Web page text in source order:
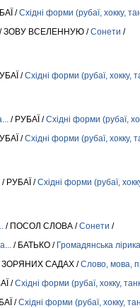
/Східні форми (рубаї, хокку,
/ ЗОВУ ВСЕЛЕННУЮ /Сонети /
/Східні форми (рубаї, хокку,
/ РУБАЇ /Східні форми (рубаї,
/Східні форми (рубаї, хокку,
/ РУБАЇ /Східні форми (рубаї,
/ ПОСОЛ СЛОВА /Сонети /
/ БАТЬКО / Громадянська лірика
ЗОРЯНИХ САДАХ /Слово, мова,
/Східні форми (рубаї, хокку,
/Східні форми (рубаї, хокку,